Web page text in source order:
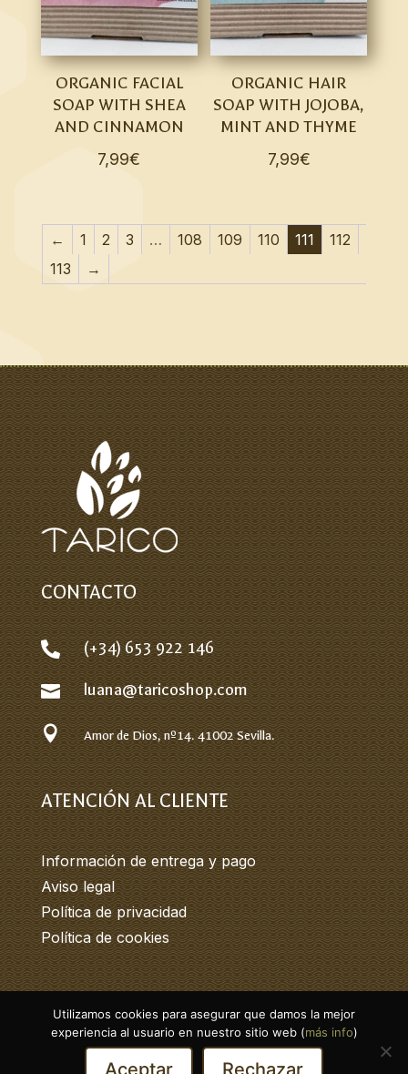
ORGANIC FACIAL
SOAP WITH SHEA
AND CINNAMON
7,99€
ORGANIC HAIR
SOAP WITH JOJOBA,
MINT AND THYME
7,99€
← 1 2 3 … 108 109 110 111
112
113
→
CONTACTO
 (+34) 653 922 146
 luana@taricoshop.com
 Amor de Dios, nº14.41002 Sevilla.
ATENCIÓN AL CLIENTE
Información de entrega y pago
Aviso legal
Política de privacidad
Política de cookies
© 2026 Tarico. Todos los derechos
reservados.
Utilizamos cookies para asegurar que damos la mejor
experiencia al usuario en nuestro sitio web (más info)
Aceptar Rechazar